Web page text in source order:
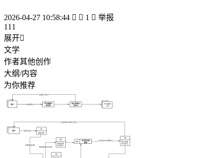
2026-04-27 10:58:44   1  举报
111
展开
文学
作者其他创作
大纲/内容
为你推荐